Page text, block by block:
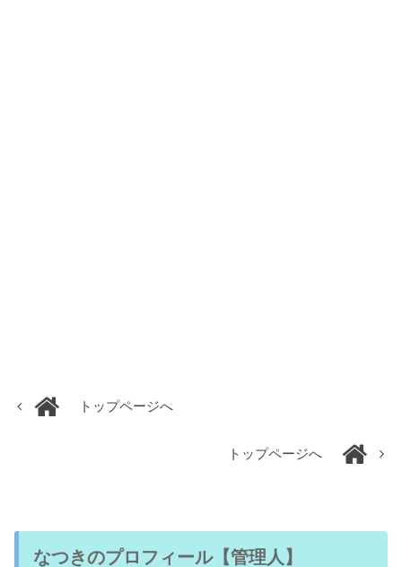
トップページへ
トップページへ
なつきのプロフィール【管理人】